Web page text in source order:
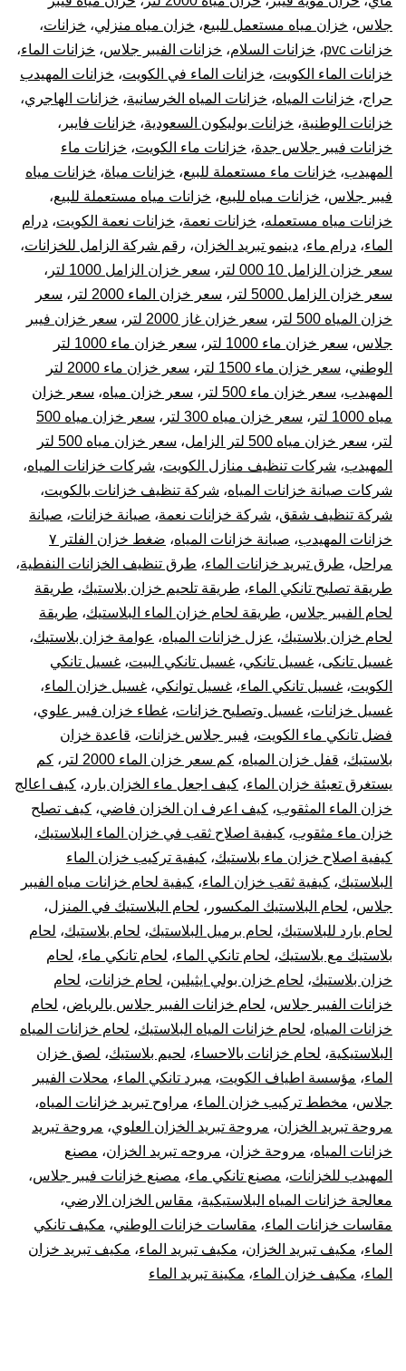
جلاس، خزان مياه مستعمل للبيع، خزان مياه منزلي، خزانات،
خزانات pvc
، خزانات السلام، خزانات الفيبر جلاس، خزانات الماء،
خزانات الماء الكويت، خزانات الماء في الكويت، خزانات المهيدب
حراج، خزانات المياه، خزانات المياه الخرسانية، خزانات الهاجري،
خزانات الوطنية، خزانات بوليكون السعودية، خزانات فايبر ،
خزانات فيبر جلاس جدة، خزانات ماء الكويت، خزانات ماء
المهيدب، خزانات ماء مستعملة للبيع، خزانات مياة، خزانات مياه
فيبر جلاس، خزانات مياه للبيع، خزانات مياه مستعملة للبيع،
خزانات مياه مستعمله، خزانات نعمة، خزانات نعمة الكويت، درام
الماء، درام ماء، دينمو تبريد الخزان، رقم شركة الزامل للخزانات،
سعر خزان الزامل 10 000 لتر
، سعر خزان الزامل 1000 لتر
،
سعر خزان الزامل 5000 لتر
، سعر خزان الماء 2000 لتر ، سعر
خزان المياه 500 لتر
، سعر خزان غاز 2000 لتر ، سعر خزان فيبر
جلاس، سعر خزان ماء 1000 لتر ،
سعر خزان ماء 1000 لتر
الوطني، سعر خزان ماء 1500 لتر ،
سعر خزان ماء 2000 لتر
المهيدب، سعر خزان ماء 500 لتر ، سعر خزان مياه، سعر خزان
مياه 1000 لتر
، سعر خزان مياه 300 لتر ،
سعر خزان مياه 500
لتر ، سعر خزان مياه 500 لتر الزامل ،
سعر خزان مياه 500 لتر
المهيدب، شركات تنظيف منازل الكويت، شركات خزانات المياه،
شركات صيانة خزانات المياه، شركة تنظيف خزانات بالكويت،
شركة تنظيف شقق، شركة خزانات نعمة، صيانة خزانات، صيانة
خزانات المهيدب، صيانة خزانات المياه،
ضغط خزان الفلتر ٧
مراحل، طرق تبريد خزانات الماء، طرق تنظيف الخزانات النفطية،
طريقة تصليح تانكي الماء، طريقة تلحيم خزان بلاستيك، طريقة
لحام الفيبر جلاس، طريقة لحام خزان الماء البلاستيك، طريقة
لحام خزان بلاستيك، عزل خزانات المياه، عوامة خزان بلاستيك،
غسيل تانكى، غسيل تانكي، غسيل تانكي البيت، غسيل تانكي
الكويت، غسيل تانكي الماء، غسيل توانكي، غسيل خزان الماء،
غسيل خزانات، غسيل وتصليح خزانات، غطاء خزان فيبر علوي،
فضل تانكي ماء الكويت، فيبر جلاس خزانات، قاعدة خزان
بلاستيك، قفل خزان المياه، كم سعر خزان الماء 2000 لتر ، كم
يستغرق تعبئة خزان الماء، كيف اجعل ماء الخزان بارد، كيف اعالج
خزان الماء المثقوب، كيف اعرف ان الخزان فاضي، كيف تصلح
خزان ماء مثقوب، كيفية اصلاح ثقب في خزان الماء البلاستيك،
كيفية اصلاح خزان ماء بلاستيك، كيفية تركيب خزان الماء
البلاستيك، كيفية ثقب خزان الماء، كيفية لحام خزانات مياه الفيبر
جلاس، لحام البلاستيك المكسور ، لحام البلاستيك في المنزل،
لحام بارد للبلاستيك، لحام برميل البلاستيك، لحام بلاستيك، لحام
بلاستيك مع بلاستيك، لحام تانكي الماء، لحام تانكي ماء، لحام
خزان بلاستيك، لحام خزان بولي ايثيلين، لحام خزانات، لحام
خزانات الفيبر جلاس، لحام خزانات الفيبر جلاس بالرياض، لحام
خزانات المياه، لحام خزانات المياه البلاستيك، لحام خزانات المياه
البلاستيكية، لحام خزانات بالاحساء، لحيم بلاستيك، لصق خزان
الماء، مؤسسة اطياف الكويت، مبرد تانكي الماء، محلات الفيبر
جلاس، مخطط تركيب خزان الماء، مراوح تبريد خزانات المياه،
مروحة تبريد الخزان، مروحة تبريد الخزان العلوي، مروحة تبريد
خزانات المياه، مروحة خزان، مروحه تبريد الخزان، مصنع
المهيدب للخزانات، مصنع تانكي ماء، مصنع خزانات فيبر جلاس،
معالجة خزانات المياه البلاستيكية، مقاس الخزان الارضي،
مقاسات خزانات الماء، مقاسات خزانات الوطني، مكيف تانكي
الماء، مكيف تبريد الخزان، مكيف تبريد الماء، مكيف تبريد خزان
الماء، مكيف خزان الماء، مكينة تبريد الماء